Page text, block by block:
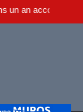
(juillet 2021)